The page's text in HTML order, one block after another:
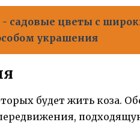
садовые цветы с
украшения
будет жить коза.